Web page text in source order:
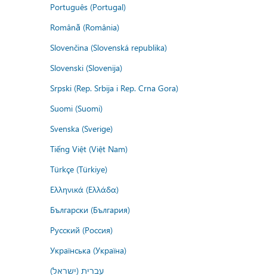
Português (Portugal)
Română (România)
Slovenčina (Slovenská republika)
Slovenski (Slovenija)
Srpski (Rep. Srbija i Rep. Crna Gora)
Suomi (Suomi)
Svenska (Sverige)
Tiếng Việt (Việt Nam)
Türkçe (Türkiye)
Ελληνικά (Ελλάδα)
Български (България)
Русский (Россия)
Українська (Україна)
עברית (ישראל)